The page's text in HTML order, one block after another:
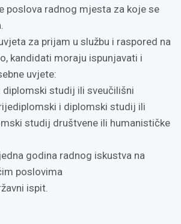
poslova radnog mjesta za koje se
za prijam u službu i raspored na
kandidati moraju ispunjavati i
uvjete:
diplomski studij ili sveučilišni
i diplomski studij ili
studij društvene ili humanističke
godina radnog iskustva na
poslovima
ispit.